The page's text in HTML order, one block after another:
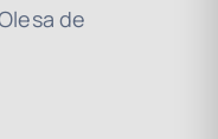
de